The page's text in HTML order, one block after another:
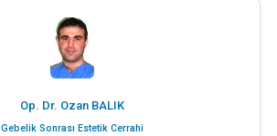
Op. Dr. Ozan BALIK
Gebelik Sonrası Estetik Cerrahi